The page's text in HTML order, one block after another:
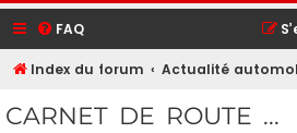
FAQ
Index du forum Actualité
CARNET DE ROUTE ...